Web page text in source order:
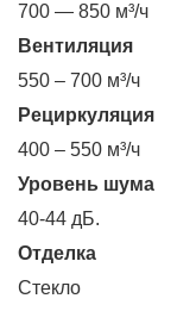
700 — 850 м³/ч
Вентиляция
550 – 700 м³/ч
Рециркуляция
400 – 550 м³/ч
Уровень шума
40-44 дБ.
Отделка
Стекло